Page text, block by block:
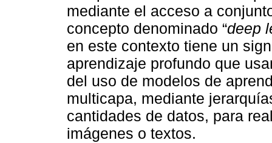
mediante el acceso a
concepto denominado “deep
en este contexto tiene un
aprendizaje profundo que
del uso de modelos de
multicapa, mediante
cantidades de datos, para
imágenes o textos.